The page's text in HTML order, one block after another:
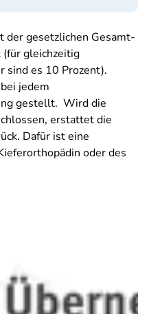
der gesetzlichen Gesamt-
gleichzeitig
sind es 10 Prozent).
jedem
gestellt. Wird die
erstattet die
Dafür ist eine
oder des